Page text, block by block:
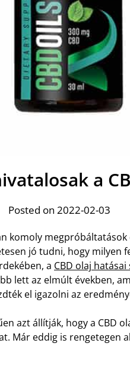
a
Posted on 2022-02-03
komoly
jó tudni, hogy milyen
a CBD olaj
lett az elmúlt években,
el igazolni az
azt állítják, hogy a CBD
Már eddig is rengetegen